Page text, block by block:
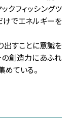
クフィッシングツ
けでエネルギーを
出すことに意識を
の創造力にあふれ
ている。